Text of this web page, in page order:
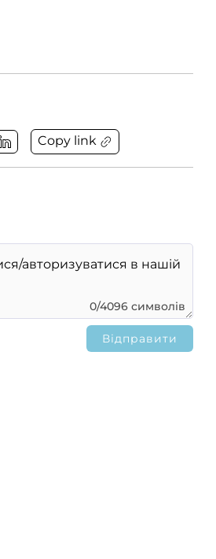
Copy link
0/4096 символів